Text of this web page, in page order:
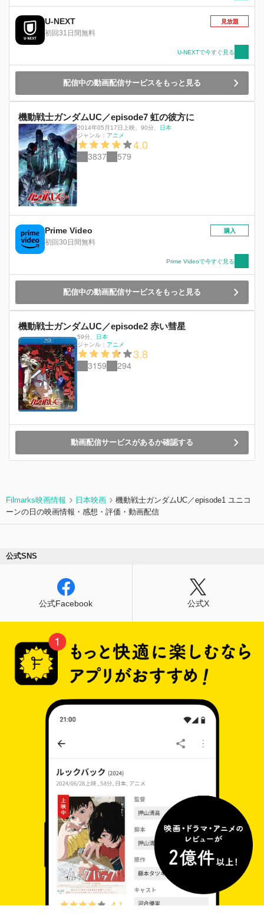
るバナージは、『ラプラスの箱』の鍵となる純白
のモビルスーツ、『ユニコーンガンダム』と運命
的な出会いを果たす。『ラプラスの箱』とは何
か、それが抱く秘密とは何か……。宇宙世紀100
年の呪いが、解かれようとしていた。※各話の初
す。
U-NEXT
初回31日間無料
見放題
U-NEXTで今すぐ見る
配信中の動画配信サービスをもっと見る
機動戦士ガンダムUC／episode7 虹の彼方に
2014年05月17日上映 90分
日本
ジャンル： アニメ
4.0
3837 579
Prime Video
初回30日間無料
購入
Prime Videoで今すぐ見る
配信中の動画配信サービスをもっと見る
機動戦士ガンダムUC／episode2 赤い彗星
59分
日本
ジャンル： アニメ
3.8
3159 294
動画配信サービスがあるか確認する
Filmarks映画情報 日本映画
機動戦士ガンダムUC／episode1 ユニコ
ーンの日の映画情報・感想・評価・動画配信
公式SNS
公式Facebook 公式X